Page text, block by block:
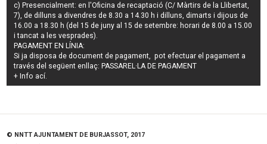
c) Presencialment: en l'Oficina de recaptació (C/ Màrtirs de la Llibertat,
7), de dilluns a divendres de 8.30 a 14.30 h i dilluns, dimarts i dijous de
16.00 a 18.30 h (del 15 de juny al 15 de setembre: horari de 8.00 a 15.00
i tancat a les vesprades).
PAGAMENT EN LÍNIA:
Si ja disposa de document de pagament, pot efectuar el pagament a
través del següent enllaç: PASSAREL·LA DE PAGAMENT
+ Info ací.
© NNTT AJUNTAMENT DE BURJASSOT, 2017